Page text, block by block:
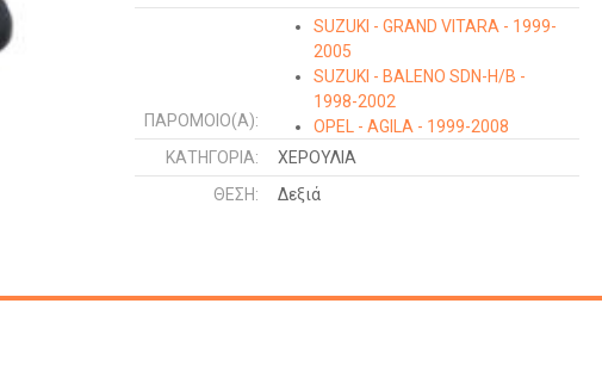
ΠΑΡΌΜΟΙΟ(Α):
SUZUKI - GRAND VITARA - 1999-
2005
SUZUKI - BALENO SDN-H/B -
1998-2002
OPEL - AGILA - 1999-2008
SUZUKI - WAGON R - 1999-2006
SUZUKI - JIMNY - 1998-2018
SUZUKI - BALENO SDN - 1994-
ΚΑΤΗΓΟΡΊΑ:
ΧΕΡΟΥΛΙΑ
ΘΈΣΗ:
Δεξιά